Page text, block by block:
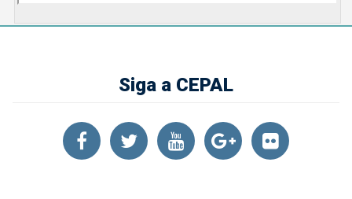
Siga a CEPAL